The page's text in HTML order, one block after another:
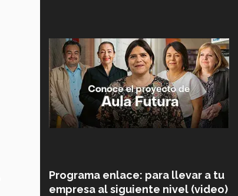
Programa enlace: para llevar a tu
empresa al siguiente nivel (video)